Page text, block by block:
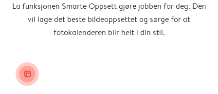
La funksjonen Smarte Oppsett gjøre jobben for deg. Den
vil lage det beste bildeoppsettet og sørge for at
fotokalenderen blir helt i din stil.
layout_alt